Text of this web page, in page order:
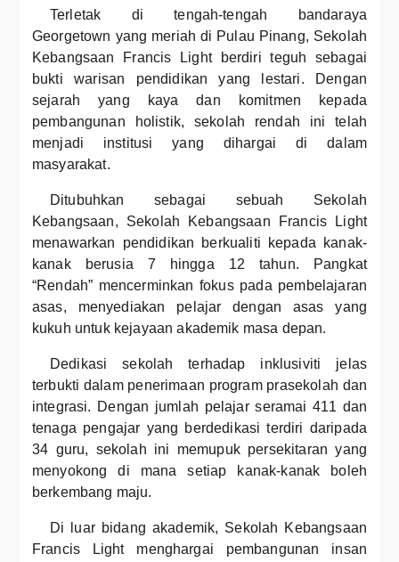
Terletak di tengah-tengah bandaraya
Georgetown yang meriah di Pulau Pinang, Sekolah
Kebangsaan Francis Light berdiri teguh sebagai
bukti warisan pendidikan yang lestari. Dengan
sejarah yang kaya dan komitmen kepada
pembangunan holistik, sekolah rendah ini telah
menjadi institusi yang dihargai di dalam
masyarakat.
Ditubuhkan sebagai sebuah Sekolah
Kebangsaan, Sekolah Kebangsaan Francis Light
menawarkan pendidikan berkualiti kepada kanak-
kanak berusia 7 hingga 12 tahun. Pangkat
“Rendah” mencerminkan fokus pada pembelajaran
asas, menyediakan pelajar dengan asas yang
kukuh untuk kejayaan akademik masa depan.
Dedikasi sekolah terhadap inklusiviti jelas
terbukti dalam penerimaan program prasekolah dan
integrasi. Dengan jumlah pelajar seramai 411 dan
tenaga pengajar yang berdedikasi terdiri daripada
34 guru, sekolah ini memupuk persekitaran yang
menyokong di mana setiap kanak-kanak boleh
berkembang maju.
Di luar bidang akademik, Sekolah Kebangsaan
Francis Light menghargai pembangunan insan